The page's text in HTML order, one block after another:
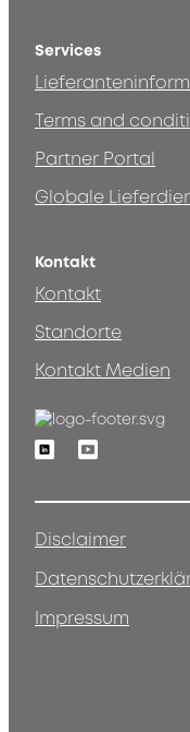
Services
Terms and
Partner Portal
Globale
Kontakt
Kontakt
Standorte
Kontakt Medien
LinkedinYoutube
Disclaimer
Impressum